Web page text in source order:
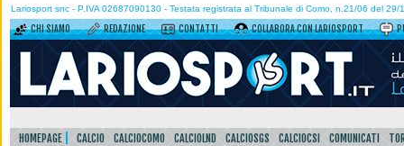
Lariosport snc - P.IVA 02687090130 - Testata registrata al Tribunale di Como, n.21/06 del 29/
CHI SIAMO REDAZIONE CONTATTI COLLABORA CON LARIOSPORT
HOMEPAGE CALCIO CALCIOCOMO CALCIOLND CALCIOSGS CALCIOCSI COMUNICATI